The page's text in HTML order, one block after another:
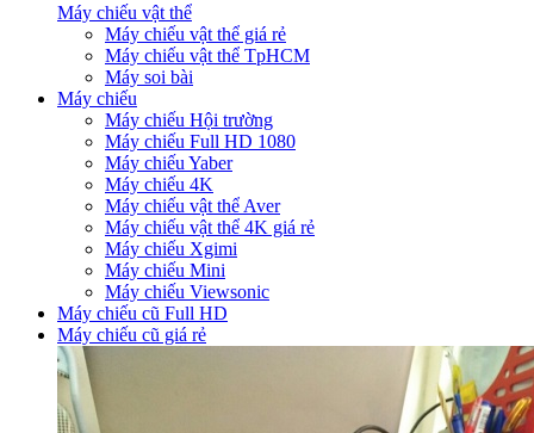
Máy chiếu vật thể
Máy chiếu vật thể giá rẻ
Máy chiếu vật thể TpHCM
Máy soi bài
Máy chiếu
Máy chiếu Hội trường
Máy chiếu Full HD 1080
Máy chiếu Yaber
Máy chiếu 4K
Máy chiếu vật thể Aver
Máy chiếu vật thể 4K giá rẻ
Máy chiếu Xgimi
Máy chiếu Mini
Máy chiếu Viewsonic
Máy chiếu cũ Full HD
Máy chiếu cũ giá rẻ